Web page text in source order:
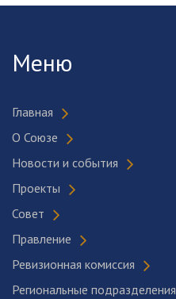
Меню
Главная
О Союзе
Новости и события
Проекты
Совет
Правление
Ревизионная комиссия
Региональные подразделения